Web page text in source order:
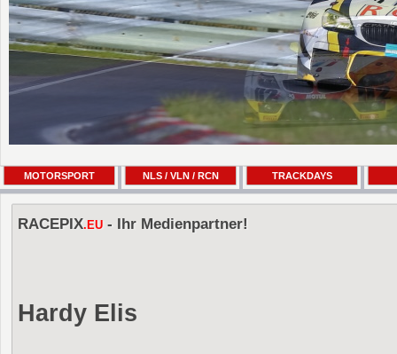
MOTORSPORT NLS / VLN / RCN TRACKDAYS
RACEPIX.EU - Ihr Medienpartner!
Hardy Elis